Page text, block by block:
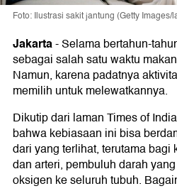
Foto: Ilustrasi sakit jantung (Getty
Jakarta-Selama bertahun-
sebagai salah satu waktu
Namun, karena padatnya
memilih untuk melewatkannya.
Dikutip dari laman Times of
bahwa kebiasaan ini bisa
dari yang terlihat, terutama
dan arteri, pembuluh darah
oksigen ke seluruh tubuh.